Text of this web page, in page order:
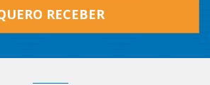
RECEBER